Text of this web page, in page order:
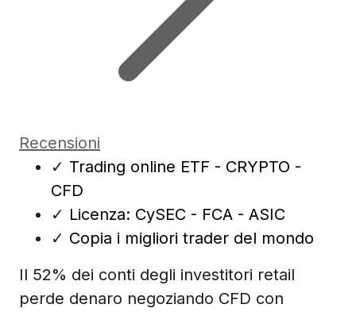
Recensioni
✓ Trading online ETF - CRYPTO -
CFD
✓ Licenza: CySEC - FCA - ASIC
✓ Copia i migliori trader del mondo
Il 52% dei conti degli investitori retail
perde denaro negoziando CFD con